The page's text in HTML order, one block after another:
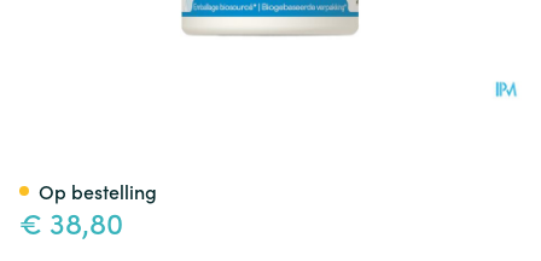
€ 38,80
Op bestelling